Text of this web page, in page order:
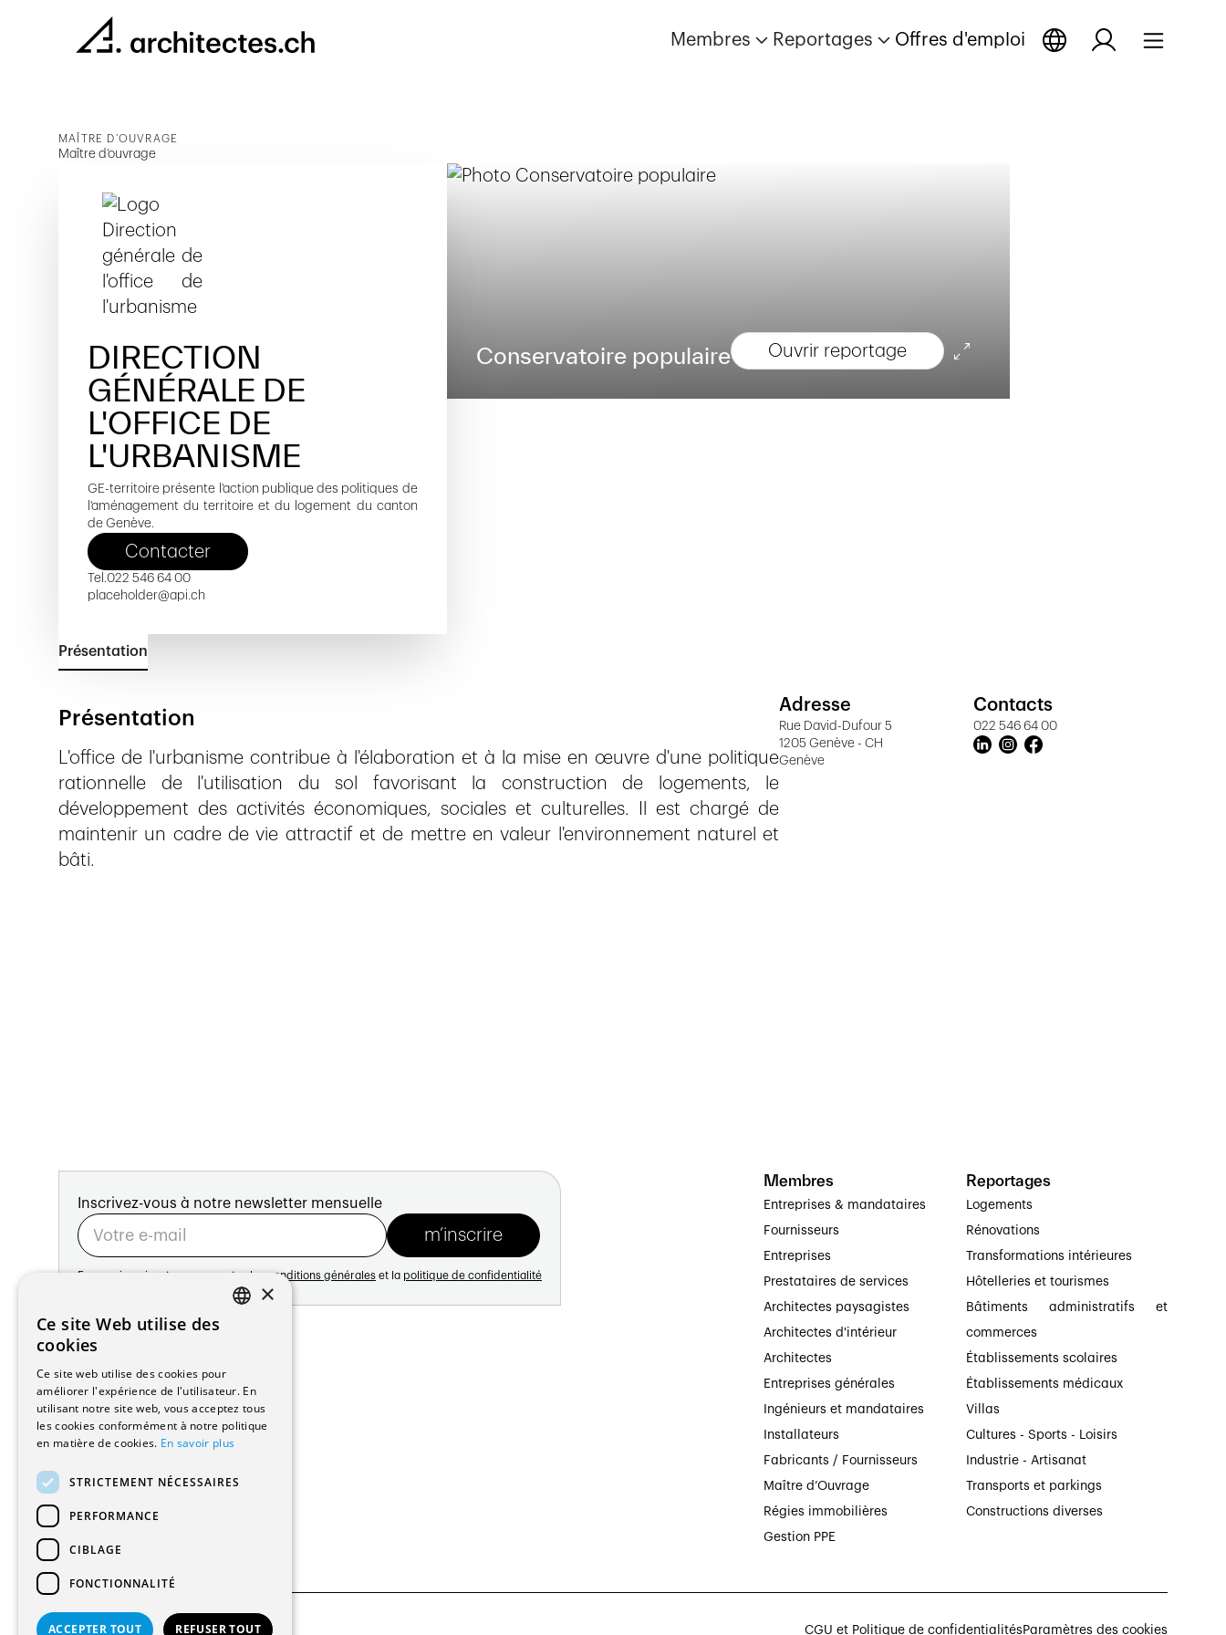
Membres Reportages Offres d'emploi
MAÎTRE D’OUVRAGE
Maître d’ouvrage
DIRECTION
GÉNÉRALE DE
L'OFFICE DE
L'URBANISME
GE-territoire présente l'action publique des politiques de
l'aménagement du territoire et du logement du canton
de Genève.
Contacter
Tel.022 546 64 00
placeholder@api.ch
Conservatoire populaire Ouvrir reportage
Présentation
Présentation
L'office de l'urbanisme contribue à l'élaboration et à la mise en œuvre d'une politique
rationnelle de l'utilisation du sol favorisant la construction de logements, le
développement des activités économiques, sociales et culturelles. Il est chargé de
maintenir un cadre de vie attractif et de mettre en valeur l'environnement naturel et
bâti.
Adresse
Rue David-Dufour 5
1205 Genève - CH
Genève
Contacts
022 546 64 00
Inscrivez-vous à notre newsletter mensuelle
En vous inscrivant vous acceptez les conditions générales et la politique de confidentialité
Adresse:
Avenue de Longemalle 21
1020 Renens
Suisse
Contact:
Édition: +41 21 635 16 82
Plateforme: +41 21 631 10 50
info@architectes.ch
Membres
Entreprises & mandataires
Fournisseurs
Entreprises
Prestataires de services
Architectes paysagistes
Architectes d'intérieur
Architectes
Entreprises générales
Ingénieurs et mandataires
Installateurs
Fabricants / Fournisseurs
Maître d’Ouvrage
Régies immobilières
Gestion PPE
Reportages
Logements
Rénovations
Transformations intérieures
Hôtelleries et tourismes
Bâtiments administratifs et
commerces
Établissements scolaires
Établissements médicaux
Villas
Cultures - Sports - Loisirs
Industrie - Artisanat
Transports et parkings
Constructions diverses
© 2026 Tous droits réservés CGU et Politique de confidentialités Paramètres des cookies
×
Ce site Web utilise des
cookies
Ce site web utilise des cookies pour
améliorer l'expérience de l'utilisateur. En
utilisant notre site web, vous acceptez tous
les cookies conformément à notre politique
en matière de cookies. En savoir plus
STRICTEMENT NÉCESSAIRES
PERFORMANCE
CIBLAGE
FONCTIONNALITÉ
ACCEPTER TOUT REFUSER TOUT